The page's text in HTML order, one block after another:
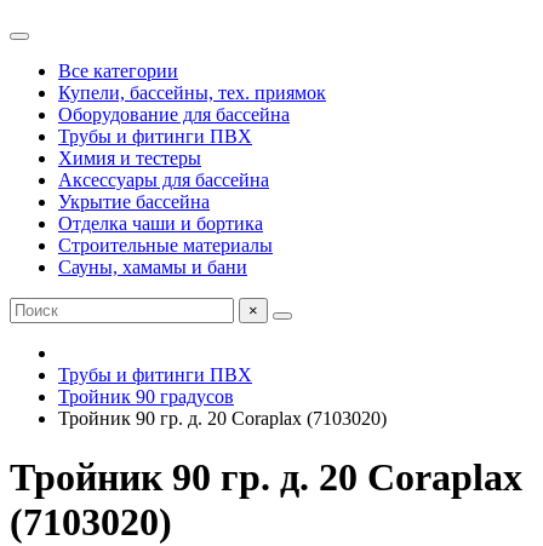
Все категории
Купели, бассейны, тех. приямок
Оборудование для бассейна
Трубы и фитинги ПВХ
Химия и тестеры
Аксессуары для бассейна
Укрытие бассейна
Отделка чаши и бортика
Строительные материалы
Сауны, хамамы и бани
×
Трубы и фитинги ПВХ
Тройник 90 градусов
Тройник 90 гр. д. 20 Coraplax (7103020)
Тройник 90 гр. д. 20 Coraplax
(7103020)